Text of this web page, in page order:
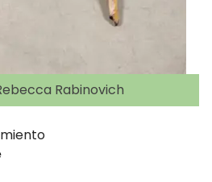
Rabinovich